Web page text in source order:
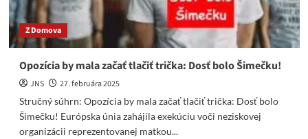
dve
Z Domova
Opozícia by mala začať tlačiť trička: Dosť bolo Šimečku!
JNS
27. februára 2025
Stručný súhrn: Opozícia by mala začať tlačiť trička: Dosť bolo
Šimečku! Európska únia zahájila exekúciu voči neziskovej
organizácii reprezentovanej matkou...